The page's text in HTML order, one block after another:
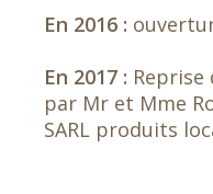
En 2016 :
En 2017 : Reprise
par Mr et Mme
SARL produits